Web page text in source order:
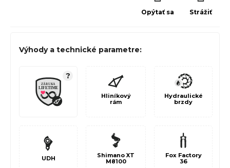
Opýtať sa Strážiť
Výhody a technické parametre:
?
Hliníkový
rám
Hydraulické
brzdy
UDH
Shimano XT
M8100
Fox Factory
36